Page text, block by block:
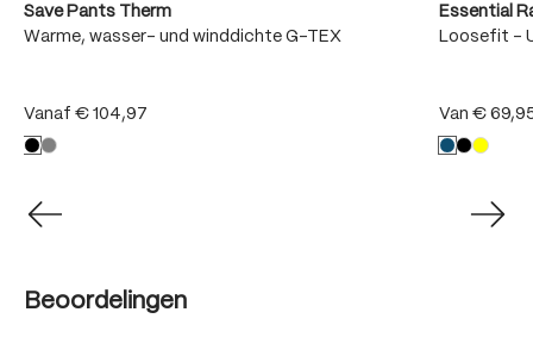
Save Pants Therm
Warme, wasser- und winddichte G-TEX
Vanaf € 104,97
Essential
Loosefit -
Van €
Beoordelingen